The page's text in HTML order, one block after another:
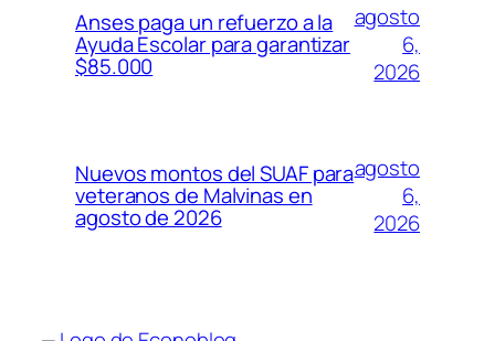
Anses paga un refuerzo a la
Ayuda Escolar para garantizar
$85.000
agosto
6,
2026
Nuevos montos del SUAF para
veteranos de Malvinas en
agosto de 2026
agosto
6,
2026